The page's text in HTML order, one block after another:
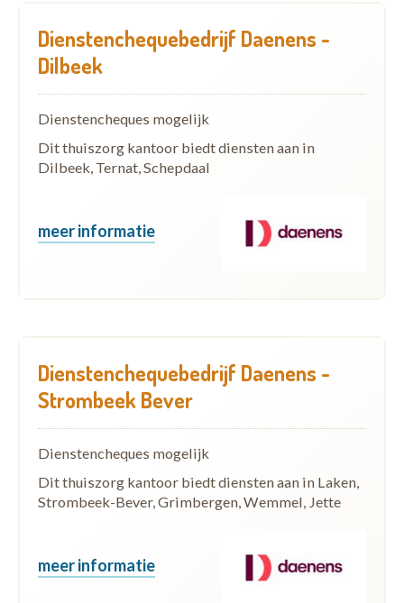
Dienstenchequebedrijf Daenens -
Dilbeek
Dienstencheques mogelijk
Dit thuiszorg kantoor biedt diensten aan in
Dilbeek, Ternat, Schepdaal
meer informatie
Dienstenchequebedrijf Daenens -
Strombeek Bever
Dienstencheques mogelijk
Dit thuiszorg kantoor biedt diensten aan in Laken,
Strombeek-Bever, Grimbergen, Wemmel, Jette
meer informatie